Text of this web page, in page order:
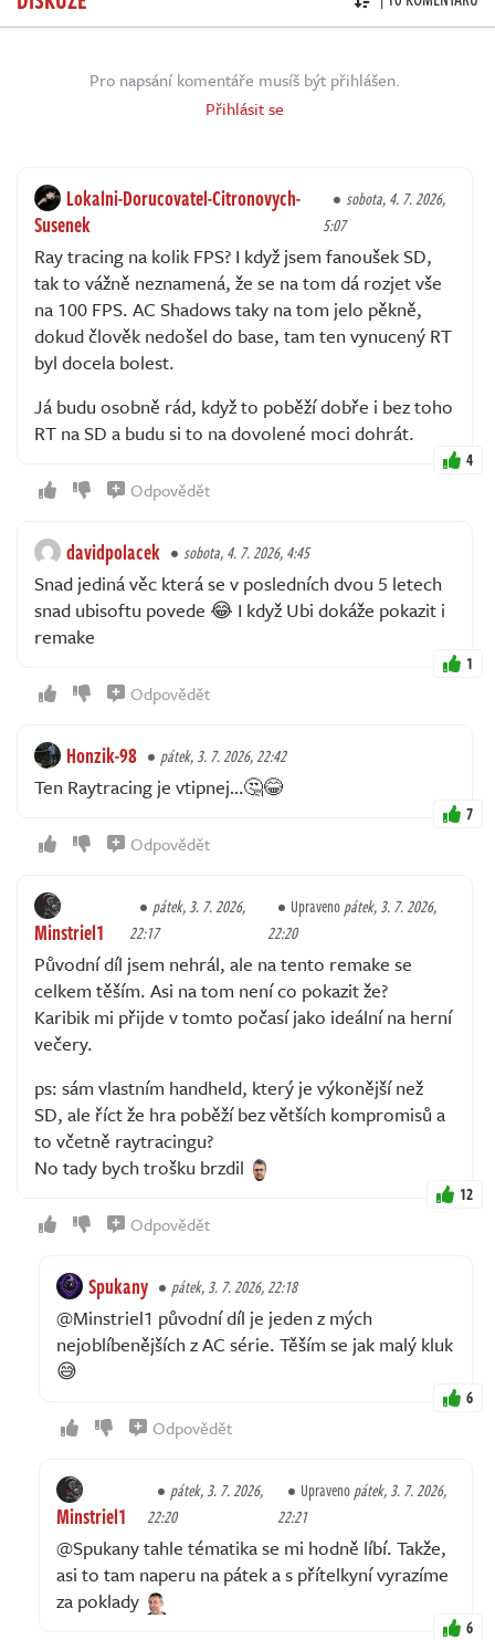
Pro napsání komentáře musíš být přihlášen.
Přihlásit se
Lokalni-Dorucovatel-Citronovych-
Susenek
sobota, 4. 7. 2026,
5:07
Ray tracing na kolik FPS? I když jsem fanoušek SD,
tak to vážně neznamená, že se na tom dá rozjet vše
na 100 FPS. AC Shadows taky na tom jelo pěkně,
dokud člověk nedošel do base, tam ten vynucený RT
byl docela bolest.
Já budu osobně rád, když to poběží dobře i bez toho
RT na SD a budu si to na dovolené moci dohrát.
4
Odpovědět
davidpolacek sobota, 4. 7. 2026, 4:45
Snad jediná věc která se v posledních dvou 5 letech
snad ubisoftu povede 😂 I když Ubi dokáže pokazit i
remake
1
Odpovědět
Honzik-98 pátek, 3. 7. 2026, 22:42
Ten Raytracing je vtipnej…🤔😂
7
Odpovědět
Minstriel1
pátek, 3. 7. 2026,
22:17
Upravenopátek, 3. 7. 2026,
22:20
Původní díl jsem nehrál, ale na tento remake se
celkem těším. Asi na tom není co pokazit že?
Karibik mi přijde v tomto počasí jako ideální na herní
večery.
ps: sám vlastním handheld, který je výkonější než
SD, ale říct že hra poběží bez větších kompromisů a
to včetně raytracingu?
No tady bych trošku brzdil
12
Odpovědět
Spukany pátek, 3. 7. 2026, 22:18
@Minstriel1 původní díl je jeden z mých
nejoblíbenějších z AC série. Těším se jak malý kluk
😅
6
Odpovědět
Minstriel1
pátek, 3. 7. 2026,
22:20
Upravenopátek, 3. 7. 2026,
22:21
@Spukany tahle tématika se mi hodně líbí. Takže,
asi to tam naperu na pátek a s přítelkyní vyrazíme
za poklady
6